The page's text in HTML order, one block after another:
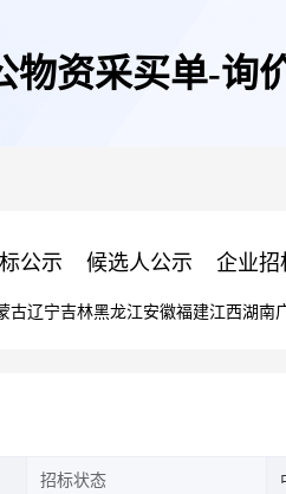
物资采买单-询
公示 候选人公示 企业招
古辽宁吉林黑龙江安徽福建江西湖南
招标状态